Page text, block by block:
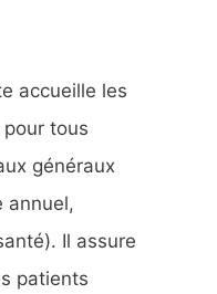
accueille les
tous
généraux
annuel,
Il assure
patients